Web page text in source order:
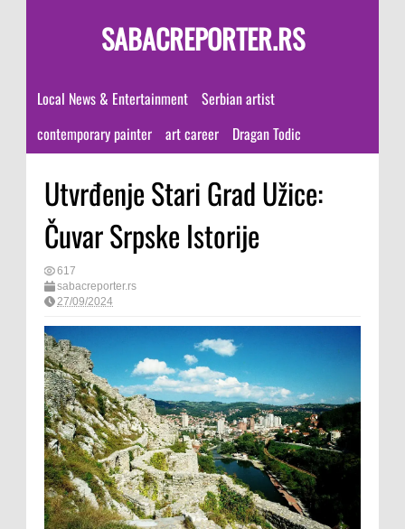
SABACREPORTER.RS
Local News & Entertainment
Serbian artist
contemporary painter
art career Dragan Todic
Utvrđenje Stari Grad Užice:
Čuvar Srpske Istorije
617
sabacreporter.rs
27/09/2024